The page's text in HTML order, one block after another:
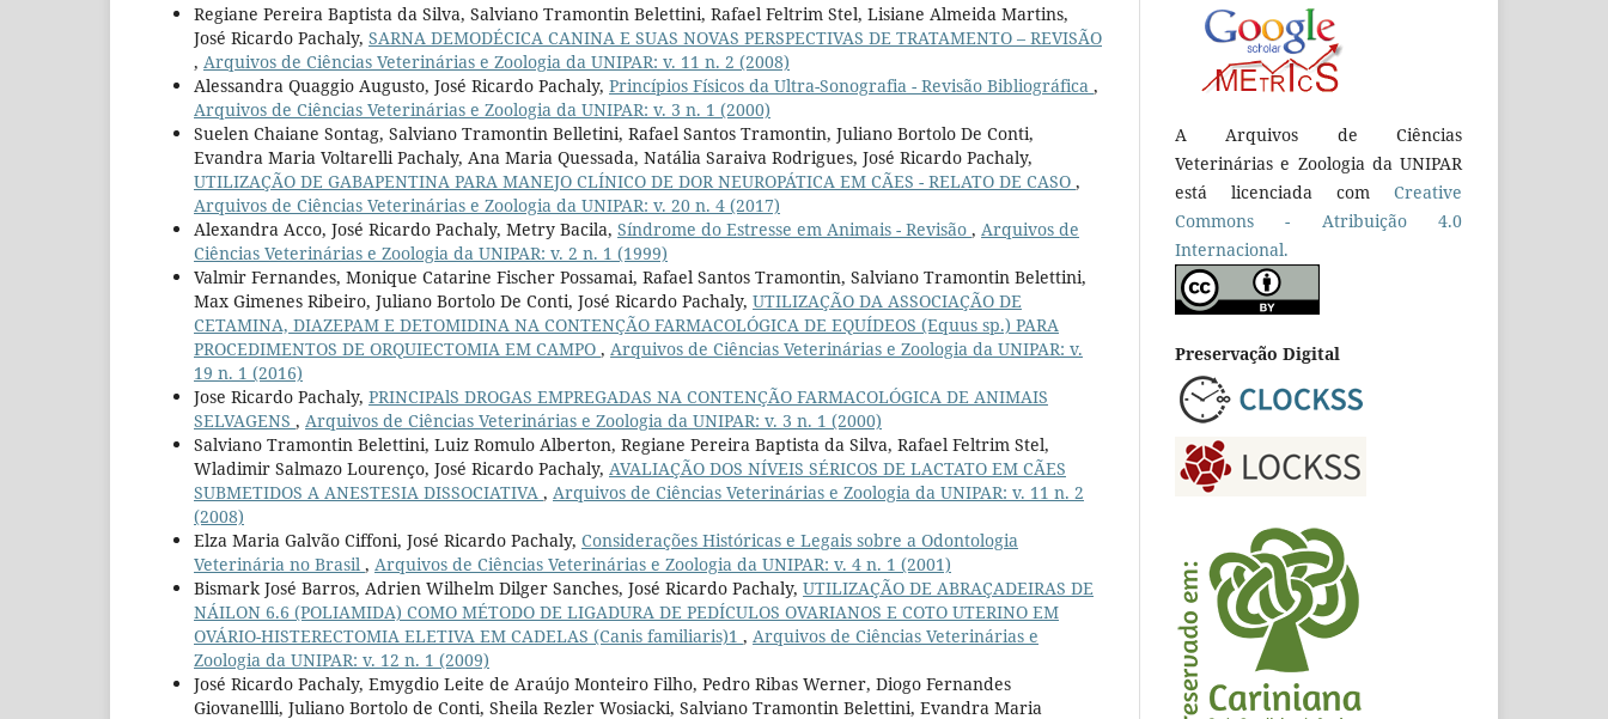
Regiane Pereira Baptista da Silva, Salviano Tramontin Belettini, Rafael Feltrim Stel, Lisiane Almeida Martins,
José Ricardo Pachaly, SARNA DEMODÉCICA CANINA E SUAS NOVAS PERSPECTIVAS DE TRATAMENTO – REVISÃO
, Arquivos de Ciências Veterinárias e Zoologia da UNIPAR: v. 11 n. 2 (2008)
Alessandra Quaggio Augusto, José Ricardo Pachaly, Princípios Físicos da Ultra-Sonografia - Revisão Bibliográfica ,
Arquivos de Ciências Veterinárias e Zoologia da UNIPAR: v. 3 n. 1 (2000)
Suelen Chaiane Sontag, Salviano Tramontin Belletini, Rafael Santos Tramontin, Juliano Bortolo De Conti,
Evandra Maria Voltarelli Pachaly, Ana Maria Quessada, Natália Saraiva Rodrigues, José Ricardo Pachaly,
UTILIZAÇÃO DE GABAPENTINA PARA MANEJO CLÍNICO DE DOR NEUROPÁTICA EM CÃES - RELATO DE CASO ,
Arquivos de Ciências Veterinárias e Zoologia da UNIPAR: v. 20 n. 4 (2017)
Alexandra Acco, José Ricardo Pachaly, Metry Bacila, Síndrome do Estresse em Animais - Revisão , Arquivos de
Ciências Veterinárias e Zoologia da UNIPAR: v. 2 n. 1 (1999)
Valmir Fernandes, Monique Catarine Fischer Possamai, Rafael Santos Tramontin, Salviano Tramontin Belettini,
Max Gimenes Ribeiro, Juliano Bortolo De Conti, José Ricardo Pachaly, UTILIZAÇÃO DA ASSOCIAÇÃO DE
CETAMINA, DIAZEPAM E DETOMIDINA NA CONTENÇÃO FARMACOLÓGICA DE EQUÍDEOS (Equus sp.) PARA
PROCEDIMENTOS DE ORQUIECTOMIA EM CAMPO , Arquivos de Ciências Veterinárias e Zoologia da UNIPAR: v.
19 n. 1 (2016)
Jose Ricardo Pachaly, PRINCIPAlS DROGAS EMPREGADAS NA CONTENÇÃO FARMACOLÓGICA DE ANIMAIS
SELVAGENS , Arquivos de Ciências Veterinárias e Zoologia da UNIPAR: v. 3 n. 1 (2000)
Salviano Tramontin Belettini, Luiz Romulo Alberton, Regiane Pereira Baptista da Silva, Rafael Feltrim Stel,
Wladimir Salmazo Lourenço, José Ricardo Pachaly, AVALIAÇÃO DOS NÍVEIS SÉRICOS DE LACTATO EM CÃES
SUBMETIDOS A ANESTESIA DISSOCIATIVA , Arquivos de Ciências Veterinárias e Zoologia da UNIPAR: v. 11 n. 2
(2008)
Elza Maria Galvão Ciffoni, José Ricardo Pachaly, Considerações Históricas e Legais sobre a Odontologia
Veterinária no Brasil , Arquivos de Ciências Veterinárias e Zoologia da UNIPAR: v. 4 n. 1 (2001)
Bismark José Barros, Adrien Wilhelm Dilger Sanches, José Ricardo Pachaly, UTILIZAÇÃO DE ABRAÇADEIRAS DE
NÁILON 6.6 (POLIAMIDA) COMO MÉTODO DE LIGADURA DE PEDÍCULOS OVARIANOS E COTO UTERINO EM
OVÁRIO-HISTERECTOMIA ELETIVA EM CADELAS (Canis familiaris)1 , Arquivos de Ciências Veterinárias e
Zoologia da UNIPAR: v. 12 n. 1 (2009)
José Ricardo Pachaly, Emygdio Leite de Araújo Monteiro Filho, Pedro Ribas Werner, Diogo Fernandes
Giovanellli, Juliano Bortolo de Conti, Sheila Rezler Wosiacki, Salviano Tramontin Belettini, Evandra Maria
A Arquivos de Ciências
Veterinárias e Zoologia da UNIPAR
está licenciada com Creative
Commons - Atribuição 4.0
Internacional.
Preservação Digital